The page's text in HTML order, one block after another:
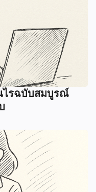
ไรฉบับสมบูรณ์